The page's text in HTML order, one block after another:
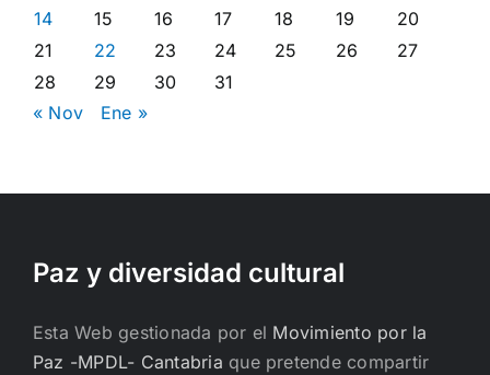
14
15 16 17 18 19
20
21
22 23 24 25 26
27
28
29 30
31
« Nov
Ene »
Paz y diversidad cultural
Esta Web gestionada por el Movimiento por la
Paz -MPDL- Cantabria que pretende compartir